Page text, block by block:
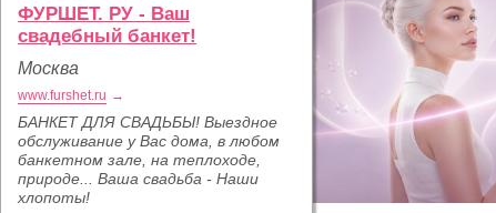
ФУРШЕТ. РУ - Ваш
свадебный банкет!
Москва
www.furshet.ru →
БАНКЕТ ДЛЯ СВАДЬБЫ! Выездное
обслуживание у Вас дома, в любом
банкетном зале, на теплоходе,
природе... Ваша свадьба - Наши
хлопоты!